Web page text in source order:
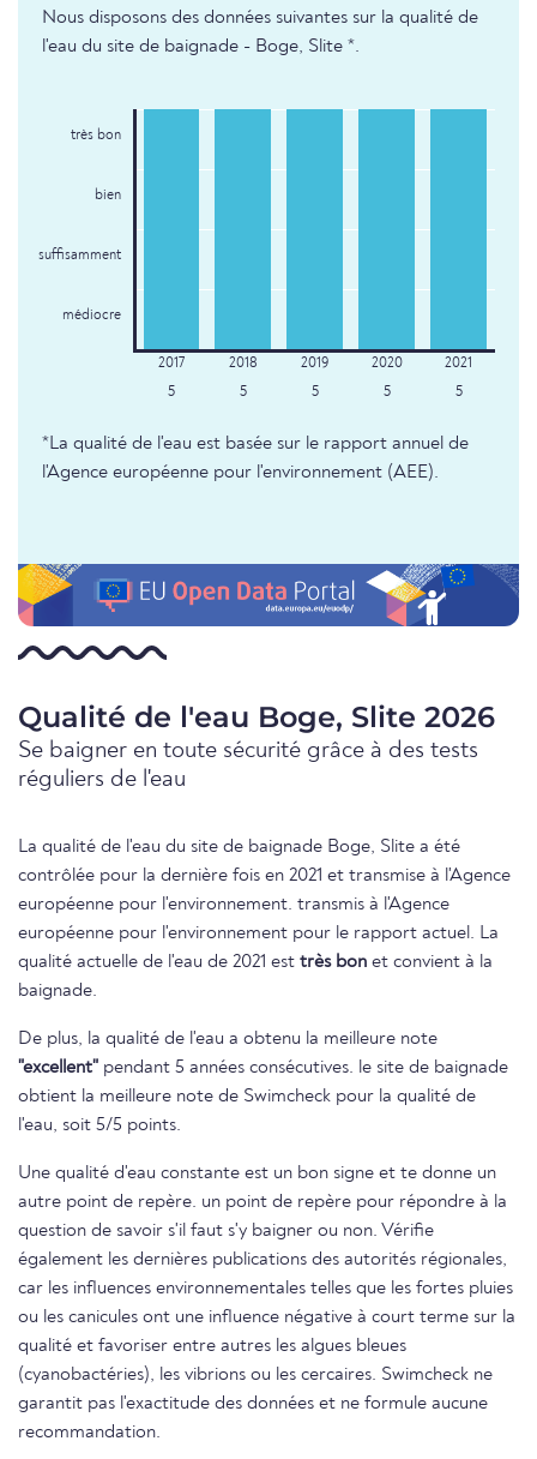
Nous disposons des données suivantes sur la qualité de
l'eau du site de baignade - Boge, Slite *.
très bon
bien
suffisamment
médiocre
5 5 5 5 5
*La qualité de l'eau est basée sur le rapport annuel de
l'Agence européenne pour l'environnement (AEE).
Qualité de l'eau Boge, Slite 2026
Se baigner en toute sécurité grâce à des tests
réguliers de l'eau
La qualité de l'eau du site de baignade Boge, Slite a été
contrôlée pour la dernière fois en 2021 et transmise à l'Agence
européenne pour l'environnement. transmis à l'Agence
européenne pour l'environnement pour le rapport actuel. La
qualité actuelle de l'eau de 2021 est très bon et convient à la
baignade.
De plus, la qualité de l'eau a obtenu la meilleure note
"excellent" pendant 5 années consécutives. le site de baignade
obtient la meilleure note de Swimcheck pour la qualité de
l'eau, soit 5/5 points.
Une qualité d'eau constante est un bon signe et te donne un
autre point de repère. un point de repère pour répondre à la
question de savoir s'il faut s'y baigner ou non. Vérifie
également les dernières publications des autorités régionales,
car les influences environnementales telles que les fortes pluies
ou les canicules ont une influence négative à court terme sur la
qualité et favoriser entre autres les algues bleues
(cyanobactéries), les vibrions ou les cercaires. Swimcheck ne
garantit pas l'exactitude des données et ne formule aucune
recommandation.